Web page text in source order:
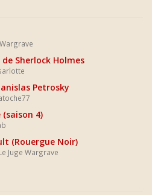
Sherlock Holmes
Petrosky
4)
(Rouergue Noir)
Juge Wargrave